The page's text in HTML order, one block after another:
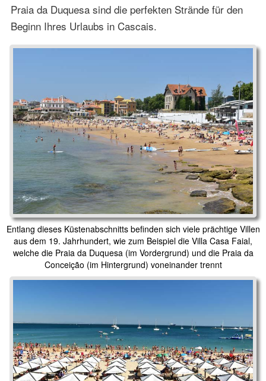
Praia da Duquesa sind die perfekten Strände für den
Beginn Ihres Urlaubs in Cascais.
Entlang dieses Küstenabschnitts befinden sich viele prächtige Villen
aus dem 19. Jahrhundert, wie zum Beispiel die Villa Casa Faial,
welche die Praia da Duquesa (im Vordergrund) und die Praia da
Conceição (im Hintergrund) voneinander trennt